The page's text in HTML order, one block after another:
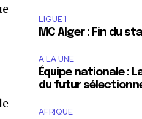
LIGUE 1
MC Alger : Fin du
A LA UNE
Équipe nationale :
du futur
AFRIQUE